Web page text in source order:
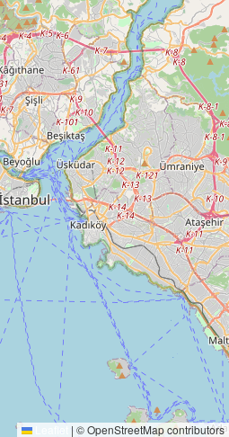
Leaflet | © OpenStreetMap contributors